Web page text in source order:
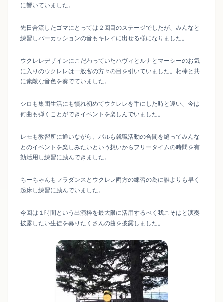
に響いていました。
先日合流したゴマにとっては２回目のステージでしたが、みんなと
練習しパーカッションの音もキレイに出せる様になりました。
ウクレレデザインにこだわっていたハヴィとルナとマーシーのお気
に入りのウクレレは一般客の方々の目を引いていました。相棒と共
に素敵な音色を奏でていました。
シロも集団生活にも慣れ初めてウクレレを手にした時と違い、今は
何曲も弾くことができイベントを楽しんでいました。
レモも教習所に通いながら、パルも就職活動の合間を縫ってみんな
とのイベントを楽しみたいという想いからフリータイムの時間を有
効活用し練習に励んできました。
ちーちゃんもフラダンスとウクレレ両方の練習の為に誰よりも早く
起床し練習に励んでいました。
今回は１時間という出演枠を最大限に活用するべく我こそはと演奏
披露したい生徒を募りたくさんの曲を披露しました。